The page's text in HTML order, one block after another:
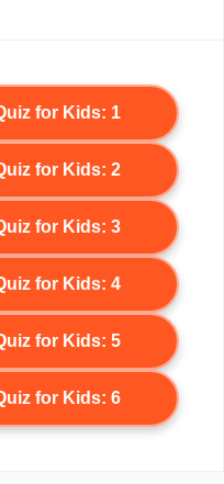
for Kids: 1
for Kids: 2
for Kids: 3
for Kids: 4
for Kids: 5
for Kids: 6